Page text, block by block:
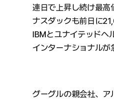
連日で上昇し続け最高
ナスダックも前日に
IBMとユナイテッドヘ
インターナショナルが
グーグルの親会社、ア